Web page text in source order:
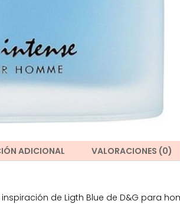
ADICIONAL VALORACIONES (0)
inspiración de Ligth Blue de D&G para